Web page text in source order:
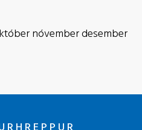
nóvemberdesember